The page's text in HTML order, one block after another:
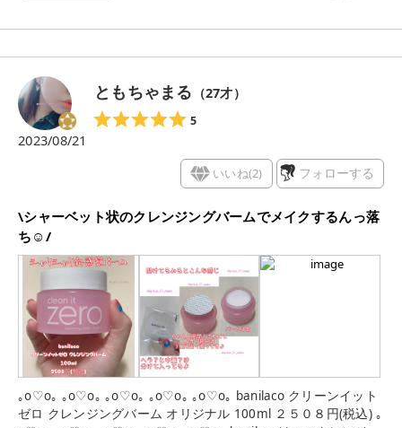
ないのが嬉しいところ W洗顔不要なのも手間が省けて便利です
これなら安心して使えそうだと感じました 使い心地が良くて見
た目も可愛い、気分がちょっと上がるクレンジングバーム Qoo
10で購入すると可愛いブルーのスパチュラも付くので、メガ割
中に是非チェックしてみてくださいね
ともちゃまる （27才）
5
2023/08/21
いいね(2) フォローする
\シャーベット状のクレンジングバームでメイクするんっ落
ち☺︎︎/
｡o♡o｡ ｡o♡o｡ ｡o♡o｡ ｡o♡o｡ ｡o♡o｡ banilaco クリーンイット
ゼロ クレンジングバーム オリジナル 100ml ２５０８円(税込) ｡